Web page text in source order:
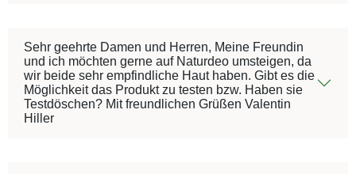
Sehr geehrte Damen und Herren, Meine Freundin
und ich möchten gerne auf Naturdeo umsteigen, da
wir beide sehr empfindliche Haut haben. Gibt es die
Möglichkeit das Produkt zu testen bzw. Haben sie
Testdöschen? Mit freundlichen Grüßen Valentin
Hiller